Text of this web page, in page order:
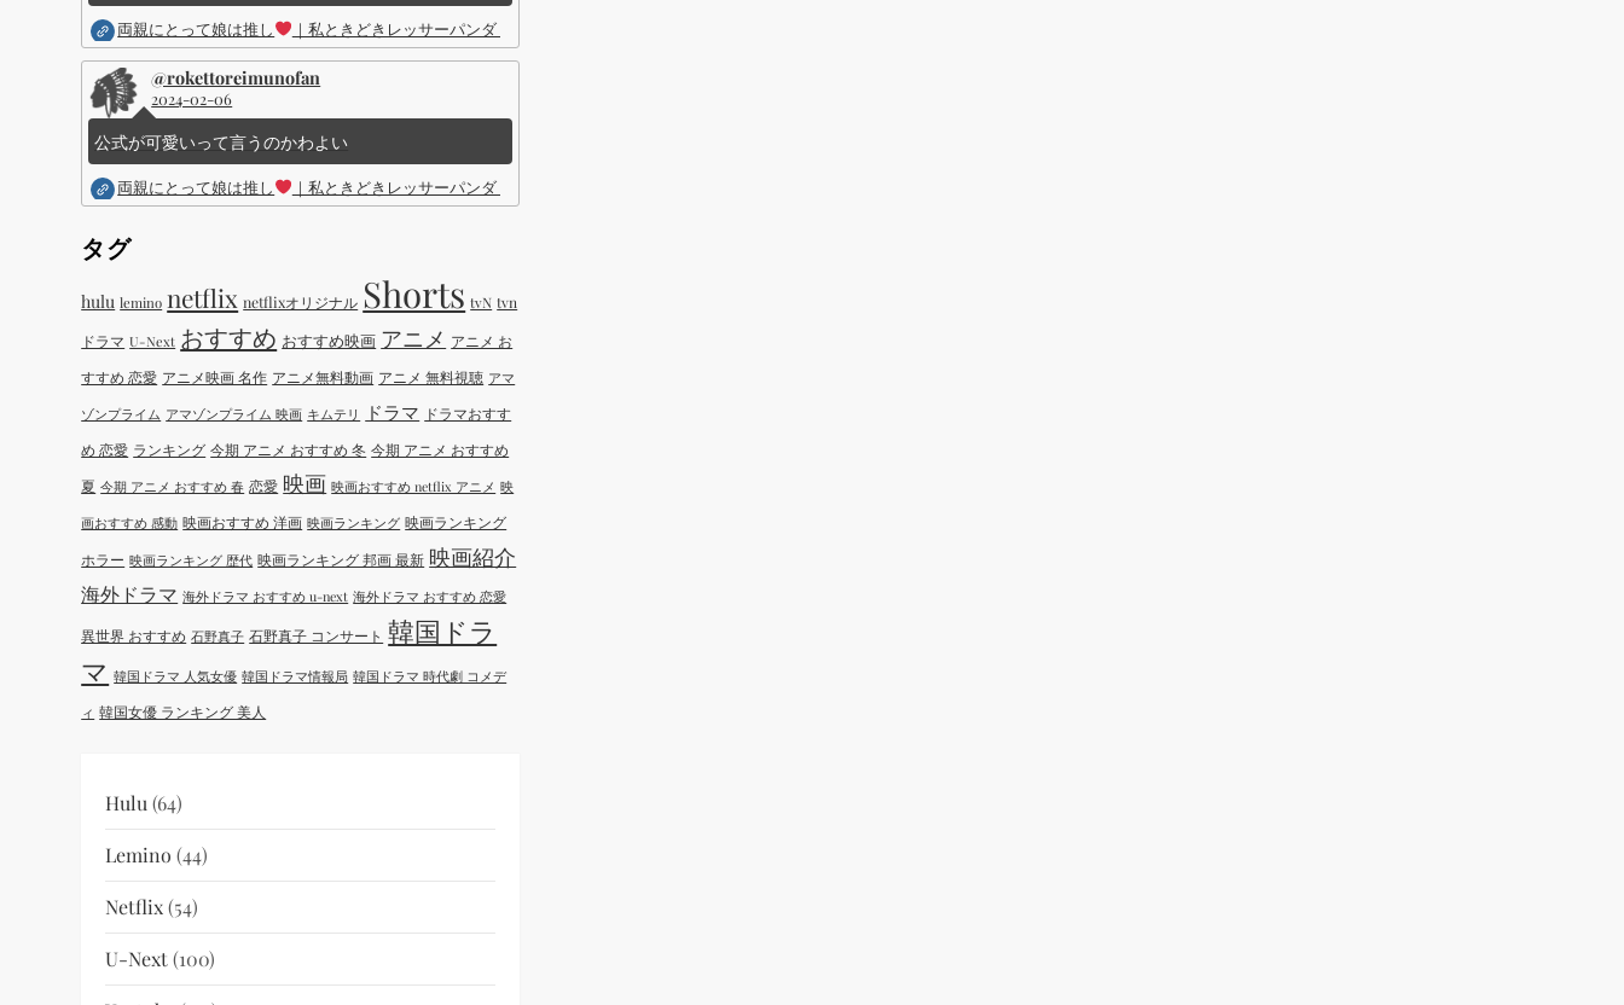
両親にとって娘は推し ｜私ときどきレッサーパンダ ｜Disney (ディズニープラス）
@rokettoreimunofan
2024-02-06
公式が可愛いって言うのかわよい
両親にとって娘は推し ｜私ときどきレッサーパンダ ｜Disney (ディズニープラス）
タグ
hulu lemino netflix netflixオリジナル Shorts tvN tvn
ドラマ U-Next おすすめ おすすめ映画 アニメ アニメ お
すすめ 恋愛 アニメ映画 名作 アニメ無料動画 アニメ 無料視聴 アマ
ゾンプライム アマゾンプライム 映画 キムテリ ドラマ ドラマおすす
め 恋愛 ランキング 今期 アニメ おすすめ 冬 今期 アニメ おすすめ
夏 今期 アニメ おすすめ 春 恋愛 映画 映画おすすめ netflix アニメ 映
画おすすめ 感動 映画おすすめ 洋画 映画ランキング 映画ランキング
ホラー 映画ランキング 歴代 映画ランキング 邦画 最新 映画紹介
海外ドラマ 海外ドラマ おすすめ u-next 海外ドラマ おすすめ 恋愛
異世界 おすすめ 石野真子 石野真子 コンサート 韓国ドラ
マ 韓国ドラマ 人気女優 韓国ドラマ情報局 韓国ドラマ 時代劇 コメデ
ィ 韓国女優 ランキング 美人
Hulu (64)
Lemino (44)
Netflix(54)
U-Next(100)